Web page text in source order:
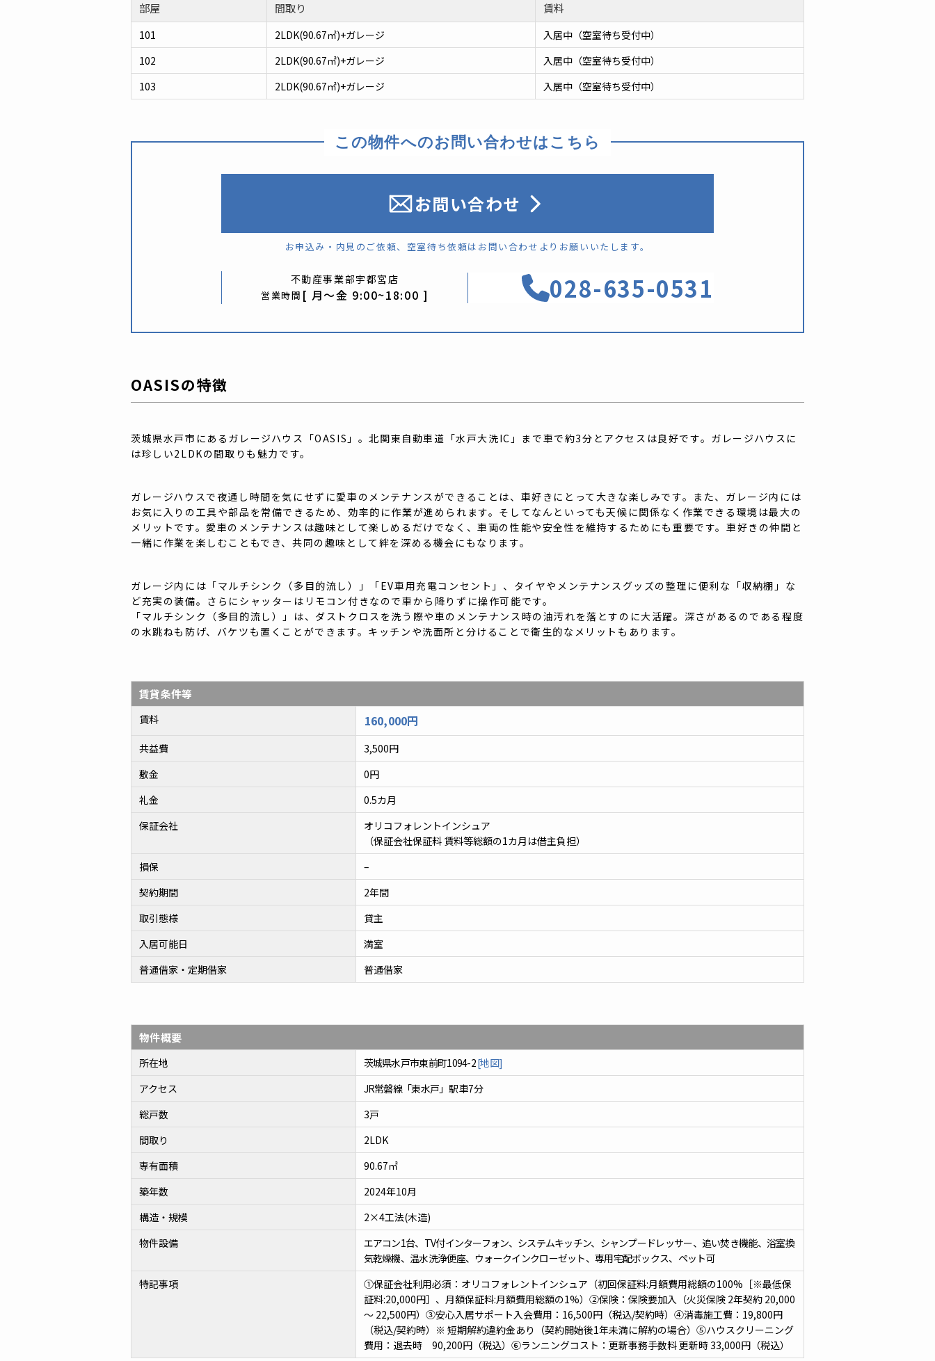
部屋 間取り 賃料
101 2LDK(90.67㎡)+ガレージ
入居中（空室待ち受付中）
102
2LDK(90.67㎡)+ガレージ
入居中（空室待ち受付中）
103
2LDK(90.67㎡)+ガレージ 入居中（空室待ち受付中）
この物件へのお問い合わせはこちら
お問い合わせ
お申込み・内見のご依頼、空室待ち依頼はお問い合わせよりお願いいたします。
不動産事業部宇都宮店
営業時間 [ 月〜金 9:00~18:00 ] 028-635-0531
OASISの特徴
茨城県水戸市にあるガレージハウス「OASIS」。北関東自動車道「水戸大洗IC」まで車で約3分とアクセスは良好です。ガレージハウスに
は珍しい2LDKの間取りも魅力です。
ガレージハウスで夜通し時間を気にせずに愛車のメンテナンスができることは、車好きにとって大きな楽しみです。また、ガレージ内には
お気に入りの工具や部品を常備できるため、効率的に作業が進められます。そしてなんといっても天候に関係なく作業できる環境は最大の
メリットです。愛車のメンテナンスは趣味として楽しめるだけでなく、車両の性能や安全性を維持するためにも重要です。車好きの仲間と
一緒に作業を楽しむこともでき、共同の趣味として絆を深める機会にもなります。
ガレージ内には「マルチシンク（多目的流し）」「EV車用充電コンセント」、タイヤやメンテナンスグッズの整理に便利な「収納棚」な
ど充実の装備。さらにシャッターはリモコン付きなので車から降りずに操作可能です。
「マルチシンク（多目的流し）」は、ダストクロスを洗う際や車のメンテナンス時の油汚れを落とすのに大活躍。深さがあるのである程度
の水跳ねも防げ、バケツも置くことができます。キッチンや洗面所と分けることで衛生的なメリットもあります。
賃貸条件等
賃料 160,000円
共益費
3,500円
敷金
0円
礼金
0.5カ月
保証会社
オリコフォレントインシュア
（保証会社保証料 賃料等総額の1カ月は借主負担）
損保
–
契約期間
2年間
取引態様
貸主
入居可能日
満室
普通借家・定期借家
普通借家
物件概要
所在地 茨城県水戸市東前町1094-2[地図]
アクセス
JR常磐線「東水戸」駅 車7分
総戸数
3戸
間取り
2LDK
専有面積
90.67㎡
築年数
2024年10月
構造・規模
2×4工法(木造)
物件設備
エアコン1台、TV付インターフォン、システムキッチン、シャンプードレッサー、追い焚き機能、浴室換
気乾燥機、温水洗浄便座、ウォークインクローゼット、専用宅配ボックス、ペット可
特記事項
①保証会社利用必須：オリコフォレントインシュア（初回保証料:月額費用総額の100%［※最低保
証料:20,000円］、月額保証料:月額費用総額の1%）②保険：保険要加入（火災保険 2年契約 20,000
～ 22,500円）③安心入居サポート入会費用：16,500円（税込/契約時）④消毒施工費：19,800円
（税込/契約時）※ 短期解約違約金あり（契約開始後1年未満に解約の場合）⑤ハウスクリーニング
費用：退去時 90,200円（税込）⑥ランニングコスト：更新事務手数料 更新時 33,000円（税込）